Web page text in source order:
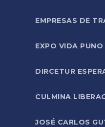
EMPRESAS DE
EXPO VIDA
DIRCETUR
CULMINA
JOSÉ CARLOS